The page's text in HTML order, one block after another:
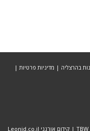
מדיניות פרטיות |
| קידום אורגני Leonid.co.il